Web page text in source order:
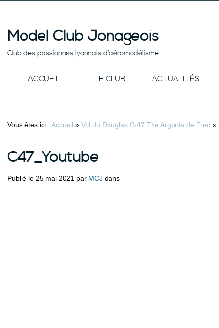
Model Club Jonageois
Club des passionnés lyonnais d’aéromodélisme
ACCUEIL LE CLUB ACTUALITÉS
Vous êtes ici : Accueil » Vol du Douglas C-47 The Argonia de Fred »
C47_Youtube
Publié le 25 mai 2021 par MCJ dans